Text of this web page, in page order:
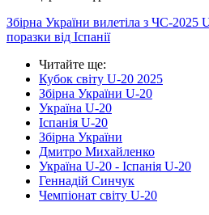
Збірна України вилетіла з ЧС-2025
поразки від Іспанії
Читайте ще:
Кубок світу U-20 2025
Збірна України U-20
Україна U-20
Іспанія U-20
Збірна України
Дмитро Михайленко
Україна U-20 - Іспанія U-20
Геннадій Синчук
Чемпіонат світу U-20